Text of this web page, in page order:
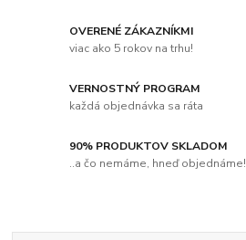
OVERENÉ ZÁKAZNÍKMI
viac ako 5 rokov na trhu!
VERNOSTNÝ PROGRAM
každá objednávka sa ráta
90% PRODUKTOV SKLADOM
..a čo nemáme, hneď objednáme!